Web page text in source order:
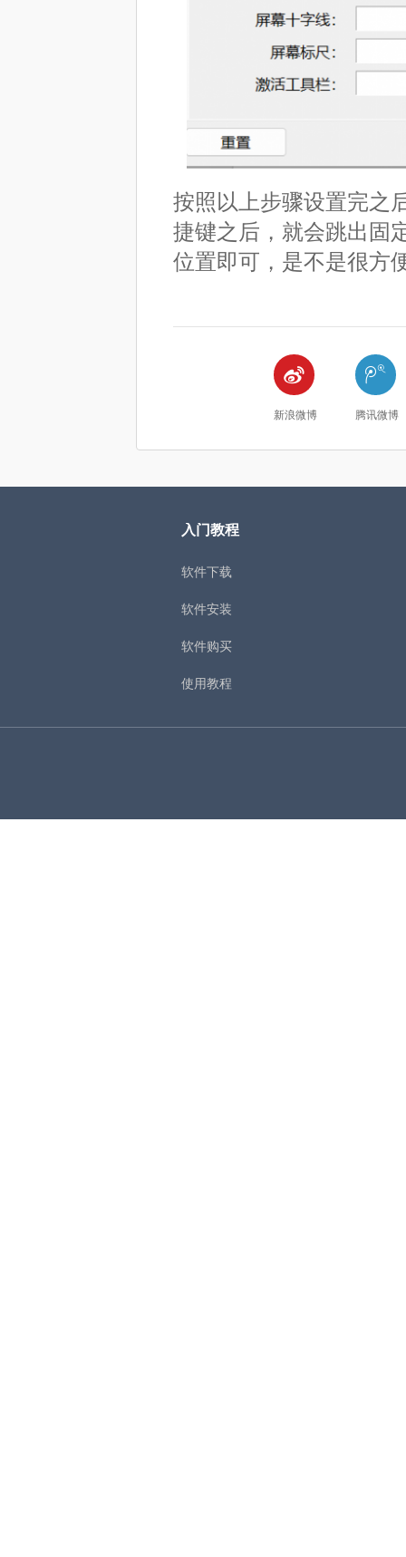
按照以上步骤设置完之
捷键之后，就会跳出固
位置即可，是不是很方

新浪微博

腾讯微博
入门教程
软件下载
软件安装
软件购买
使用教程